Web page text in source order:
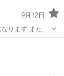
9月12日
ります また押
でしょう
扱いでお願いし